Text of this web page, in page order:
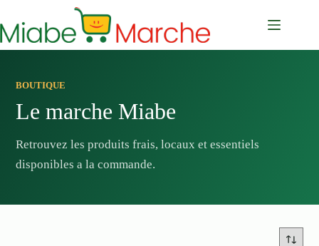
contenu
BOUTIQUE
Le marche Miabe
Retrouvez les produits frais, locaux et essentiels
disponibles a la commande.